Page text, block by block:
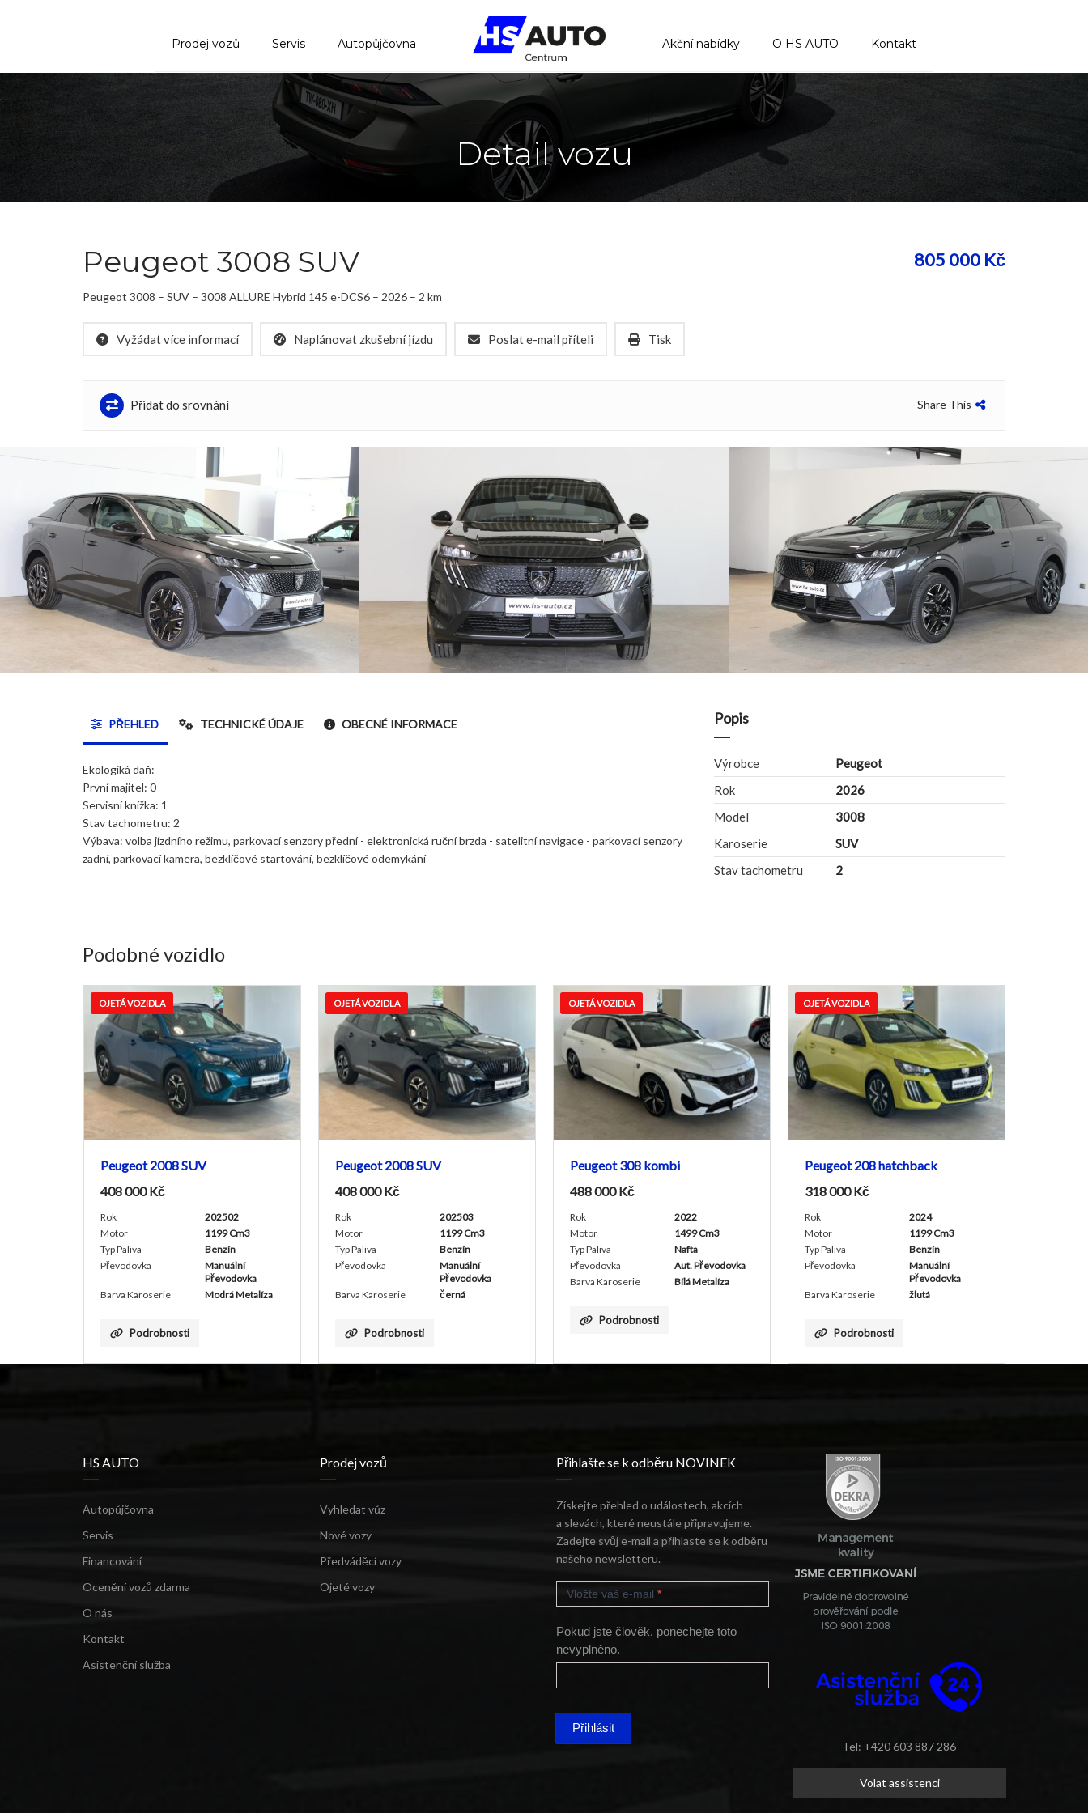
Prodej vozů Servis Autopůjčovna Akční nabídky O HS AUTO Kontakt
Detail vozu
Peugeot 3008 SUV
Peugeot 3008 – SUV – 3008 ALLURE Hybrid 145 e-DCS6 – 2026 – 2 km
805 000 Kč
Vyžádat více informací Naplánovat zkušební jízdu Poslat e-mail příteli Tisk
Přidat do srovnání Share This
PŘEHLED TECHNICKÉ ÚDAJE OBECNÉ INFORMACE
Ekologiká daň:
První majitel: 0
Servisní knížka: 1
Stav tachometru: 2
Výbava: volba jízdního režimu, parkovací senzory přední - elektronická ruční brzda - satelitní navigace - parkovací senzory
zadní, parkovací kamera, bezklíčové startování, bezklíčové odemykání
Popis
Výrobce
Peugeot
Rok
2026
Model
3008
Karoserie
SUV
Stav tachometru
2
Podobné vozidlo
OJETÁ VOZIDLA
Peugeot 2008 SUV
408 000Kč
1199 Cm3
Typ Paliva
Převodovka
Manuální
Převodovka
Barva Karoserie
Modrá Metalíza
Podrobnosti
OJETÁ VOZIDLA
Peugeot 2008 SUV
408 000Kč
1199 Cm3
Typ Paliva
Převodovka
Manuální
Převodovka
Barva Karoserie
černá
Podrobnosti
OJETÁ VOZIDLA
Peugeot 308 kombi
488 000Kč
1499 Cm3
Typ Paliva
Převodovka
Aut. Převodovka
Barva Karoserie
Bílá Metalíza
Podrobnosti
OJETÁ VOZIDLA
Peugeot 208 hatchback
318 000Kč
1199 Cm3
Typ Paliva
Převodovka
Manuální
Převodovka
Barva Karoserie
žlutá
Podrobnosti
HS AUTO
Autopůjčovna
Servis
Financování
Ocenění vozů zdarma
O nás
Kontakt
Asistenční služba
Prodej vozů
Vyhledat vůz
Nové vozy
Předváděcí vozy
Ojeté vozy
Přihlašte se k odběru NOVINEK
Získejte přehled o událostech, akcích
a slevách, které neustále připravujeme.
Zadejte svůj e-mail a přihlaste se k odběru
našeho newsletteru.
FOOTER
Vložte váš e-mail *
Pokud jste člověk, ponechejte toto
nevyplněno.
Přihlásit
Tel: +420 603 887 286
Volat assistenci